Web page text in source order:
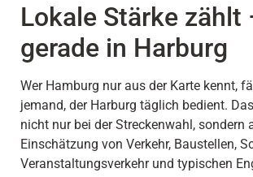
Lokale Stärke zählt
gerade in Harburg
Wer Hamburg nur aus der Karte kennt,
jemand, der Harburg täglich bedient.
nicht nur bei der Streckenwahl, sondern
Einschätzung von Verkehr, Baustellen,
Veranstaltungsverkehr und typischen